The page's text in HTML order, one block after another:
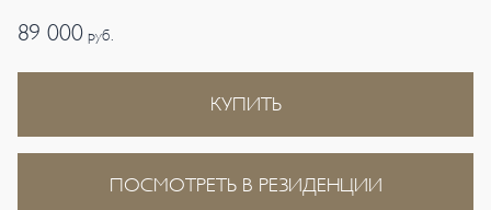
89 000 руб.
КУПИТЬ
ПОСМОТРЕТЬ В РЕЗИДЕНЦИИ